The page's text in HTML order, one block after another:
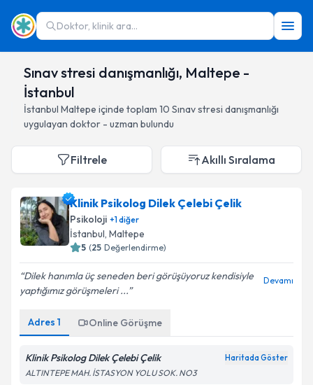
Doktor, klinik ara...
Sınav stresi danışmanlığı, Maltepe -
İstanbul
İstanbul Maltepe içinde toplam 10 Sınav stresi danışmanlığı
uygulayan doktor - uzman bulundu
Filtrele Akıllı Sıralama
Klinik Psikolog Dilek Çelebi Çelik
Psikoloji +1diğer
İstanbul, Maltepe
5 (25 Değerlendirme)
Dilek hanımla üç seneden beri görüşüyoruz kendisiyle
yaptığımız görüşmeleri ...
Devamı
Adres 1 Online Görüşme
Klinik Psikolog Dilek Çelebi Çelik Haritada Göster
ALTINTEPE MAH. İSTASYON YOLU SOK. NO3